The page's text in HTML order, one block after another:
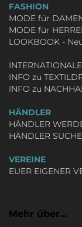
FASHION
MODE für
MODE für
LOOKBOOK -
INFO zu
INFO zu
HÄNDLER
HÄNDLER
HÄNDLER
VEREINE
EUER EIGENER
Mehr über...